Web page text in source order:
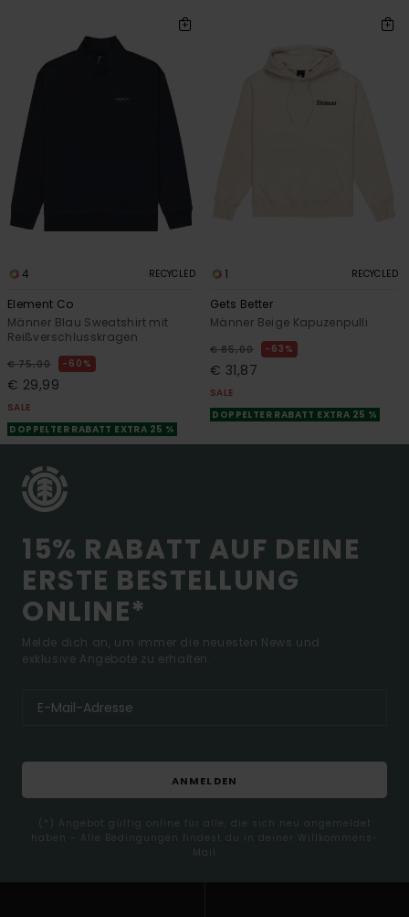
4 RECYCLED
Element Co
Männer Blau Sweatshirt mit
Reißverschlusskragen
€ 75,00 60%
€ 29,99
SALE
DOPPELTER RABATT EXTRA 25 %
1 RECYCLED
Gets Better
Männer Beige Kapuzenpulli
€ 85,00 63%
€ 31,87
SALE
DOPPELTER RABATT EXTRA 25 %
15% RABATT AUF DEINE
ERSTE BESTELLUNG
ONLINE*
Melde dich an, um immer die neuesten News und
exklusive Angebote zu erhalten.
ANMELDEN
(*) Angebot gültig online für alle, die sich neu angemeldet
haben - Alle Bedingungen findest du in deiner Willkommens-
Mail